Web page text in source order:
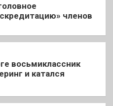
членов
восьмиклассник
и катался